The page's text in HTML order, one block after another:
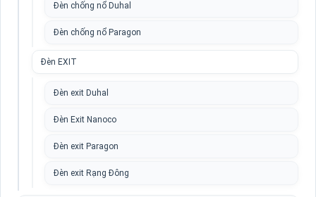
Đèn chống nổ Duhal
Đèn chống nổ Paragon
Đèn EXIT
Đèn exit Duhal
Đèn Exit Nanoco
Đèn exit Paragon
Đèn exit Rạng Đông